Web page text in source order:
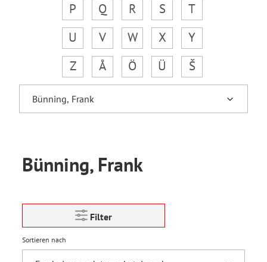
P
Q R S
T
U
V W X
Y
Z
Å Ö Ü Š
Bünning, Frank
Filter
Sortieren nach